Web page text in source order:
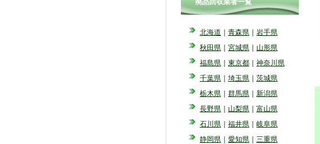
廃品回収業者一覧
北海道 青森県
岩手県
秋田県
宮城県
山形県
福島県
東京都
神奈川県
千葉県
埼玉県
茨城県
栃木県
群馬県
新潟県
長野県
山梨県
富山県
石川県
福井県
岐阜県
静岡県
愛知県
三重県